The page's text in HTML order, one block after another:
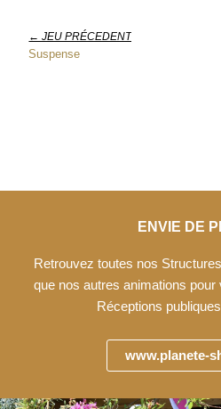
← JEU PRÉCEDENT
Suspense
ENVIE DE
Retrouvez toutes nos
que nos autres animations
Réceptions
www.planete-